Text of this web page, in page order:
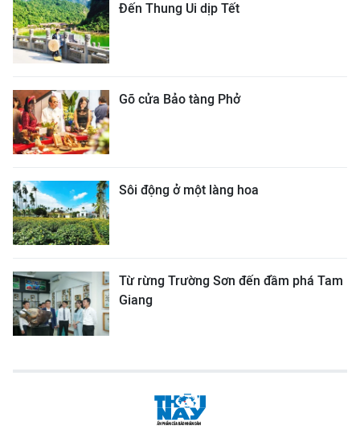
Đến Thung Ui dịp Tết
Gõ cửa Bảo tàng Phở
Sôi động ở một làng hoa
Từ rừng Trường Sơn đến đầm phá Tam
Giang